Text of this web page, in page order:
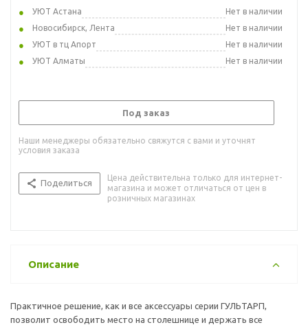
УЮТ Астана
Нет в наличии
Новосибирск, Лента
Нет в наличии
УЮТ в тц Апорт
Нет в наличии
УЮТ Алматы
Нет в наличии
Под заказ
Наши менеджеры обязательно свяжутся с вами и уточнят
условия заказа
Поделиться
Цена действительна только для интернет-
магазина и может отличаться от цен в
розничных магазинах
Описание
Практичное решение, как и все аксессуары серии ГУЛЬТАРП,
позволит освободить место на столешнице и держать все